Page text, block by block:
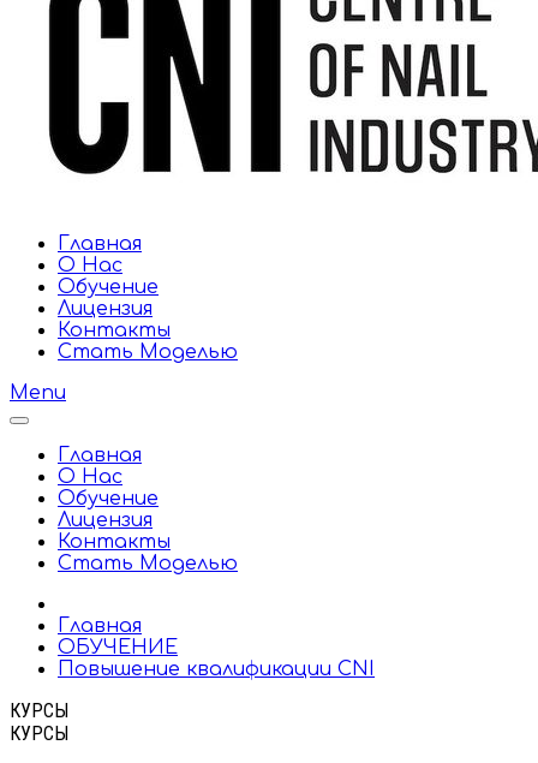
Главная
О Нас
Обучение
Лицензия
Контакты
Стать Моделью
Menu
Главная
О Нас
Обучение
Лицензия
Контакты
Стать Моделью
Главная
ОБУЧЕНИЕ
Повышение квалификации CNI
КУРСЫ
КУРСЫ